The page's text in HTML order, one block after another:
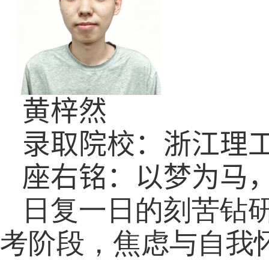
黄梓然
录取院校：浙江理
座右铭：以梦为马
日复一日的刻苦钻
考阶段，焦虑与自我